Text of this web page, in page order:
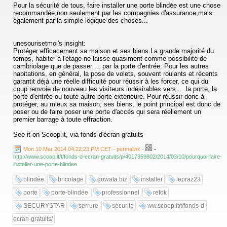
Pour la sécurité de tous, faire installer une porte blindée est une chose
recommandée,non seulement par les compagnies d'assurance,mais
également par la simple logique des choses...
unesourisetmoi's insight:
Protéger efficacement sa maison et ses biens.La grande majorité du
temps, habiter à l'étage ne laisse quasiment comme possibilité de
cambriolage que de passer ... par la porte d'entrée. Pour les autres
habitations, en général, la pose de volets, souvent roulants et récents
garantit déjà une réelle difficulté pour réussir à les forcer, ce qui du
coup renvoie de nouveau les visiteurs indésirables vers ... la porte, la
porte d'entrée ou toute autre porte extérieure. Pour réussir donc à
protéger, au mieux sa maison, ses biens, le point principal est donc de
poser ou de faire poser une porte d'accés qui sera réellement un
premier barrage à toute effraction.
See it on Scoop.it, via fonds d'écran gratuits
Mon 10 Mar 2014 04:22:23 PM CET - permalink - -
http://www.scoop.it/t/fonds-d-ecran-gratuits/p/4017359802/2014/03/10/pourquoi-faire-
installer-une-porte-blindee
blindée bricolage gowata.biz installer
lepraz23
porte
porte-blindée professionnel
refok
SECURYSTAR
serrure sécurité
ww.scoop.it/t/fonds-d-
ecran-gratuits/